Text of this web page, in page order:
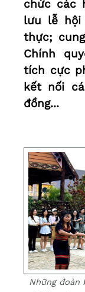
chức các
lưu lễ hội
thực;
Chính
tích cực
kết nối
đồng...
Những đoàn